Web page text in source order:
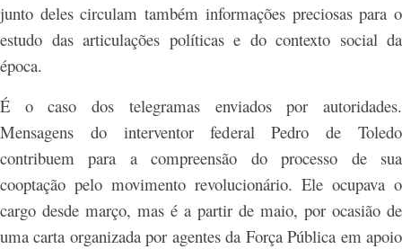
junto deles circulam também informações preciosas para o
estudo das articulações políticas e do contexto social da
época.
É o caso dos telegramas enviados por autoridades.
Mensagens do interventor federal Pedro de Toledo
contribuem para a compreensão do processo de sua
cooptação pelo movimento revolucionário. Ele ocupava o
cargo desde março, mas é a partir de maio, por ocasião de
uma carta organizada por agentes da Força Pública em apoio